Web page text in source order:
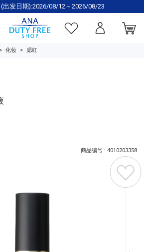
出发日期):2026/08/12～2026/08/23
化妆 腮红
商品编号 : 4010203358